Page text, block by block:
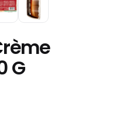
G